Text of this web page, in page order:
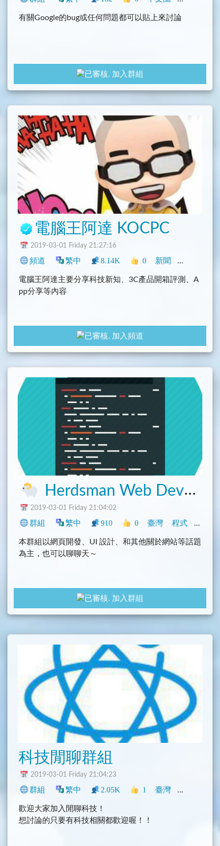
有關Google的bug或任何問題都可以貼上來討論
加入群組
電腦王阿達 KOCPC
2019-03-01 Friday 21:27:16
頻道 繁中 8.14K 0 新聞 臺灣
電腦王阿達主要分享科技新知、3C產品開箱評測、A
pp分享等內容
加入頻道
Herdsman Web Developer
2019-03-01 Friday 21:04:02
群組 繁中 910 0 臺灣 程式 科技
本群組以網頁開發、UI 設計、和其他關於網站等話題
為主，也可以聊聊天～
加入群組
科技閒聊群組
2019-03-01 Friday 21:04:23
群組 繁中 2.05K 1 臺灣 科技
歡迎大家加入閒聊科技！
想討論的只要有科技相關都歡迎喔！！